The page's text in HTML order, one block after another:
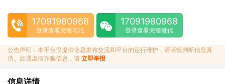
17091980968
登录查看完整电话
17091980968
登录查看完整微信
公告声明：本平台仅提供信息发布交流和平台的运行维护，请谨慎判断信息真
伪。如遇虚假诈骗信息，请 立即举报
信息详情